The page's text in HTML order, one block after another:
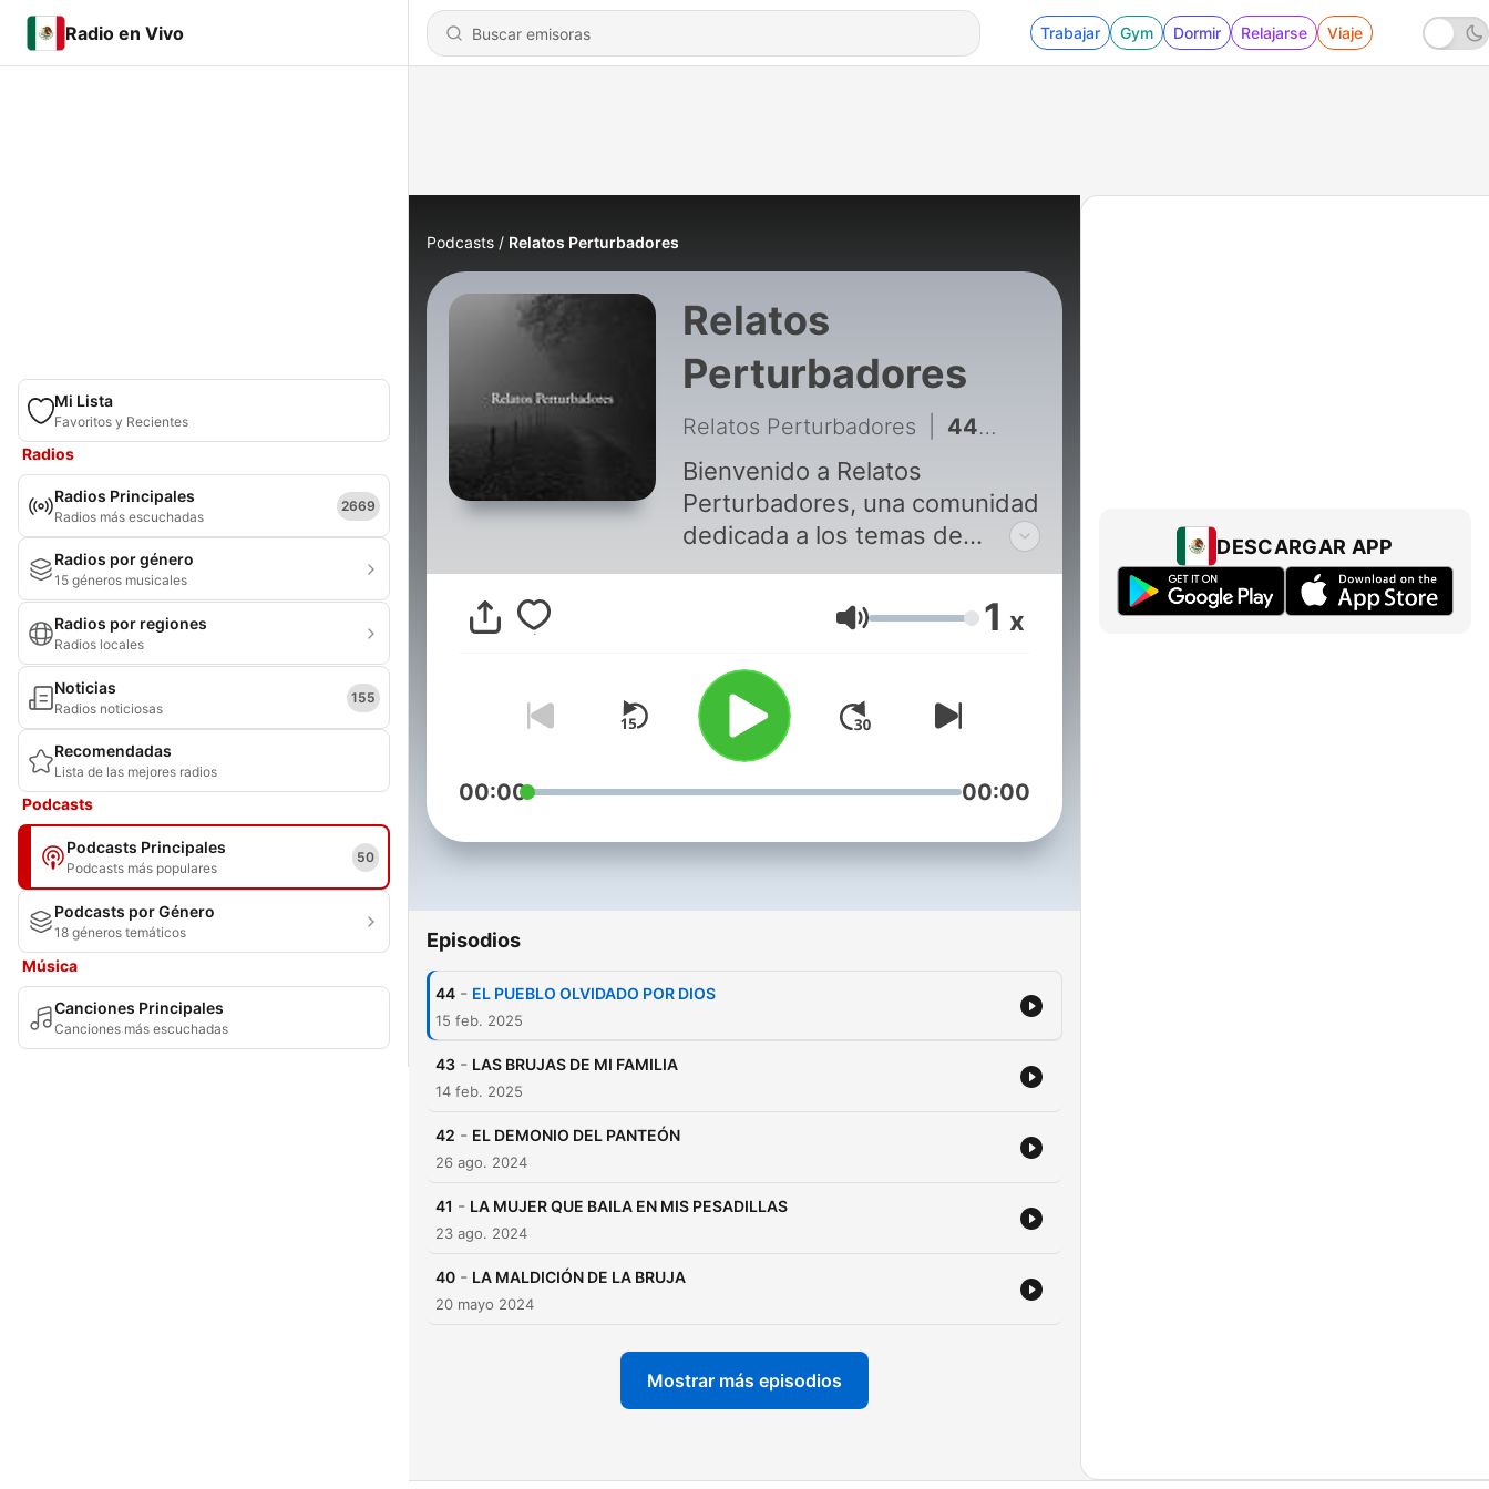
Radio en Vivo Trabajar Gym Dormir Relajarse Viaje
Mi Lista
Favoritos y Recientes
Radios
Radios Principales
Radios más escuchadas
2669
Radios por género
15 géneros musicales
Radios por regiones
Radios locales
Noticias
Radios noticiosas
155
Recomendadas
Lista de las mejores radios
Podcasts
Podcasts Principales
Podcasts más populares
50
Podcasts por Género
18 géneros temáticos
Música
Canciones Principales
Canciones más escuchadas
Podcasts Relatos Perturbadores
Relatos
Perturbadores
Relatos Perturbadores 44 - EL PUEBLO OLVIDADO POR DIOS
Bienvenido a Relatos
Perturbadores, una comunidad
dedicada a los temas de
misterio y paranormales.
Sumérgete en las sombras y
escucha las escalofriantes
historias que se esconden en
las penumbras de la noche.
Volumen 1 x
00:00 00:00
Episodios
44 - EL PUEBLO OLVIDADO POR DIOS
15 feb. 2025
43 - LAS BRUJAS DE MI FAMILIA
14 feb. 2025
42 - EL DEMONIO DEL PANTEÓN
26 ago. 2024
41 - LA MUJER QUE BAILA EN MIS PESADILLAS
23 ago. 2024
40 - LA MALDICIÓN DE LA BRUJA
20 mayo 2024
Mostrar más episodios
DESCARGAR APP